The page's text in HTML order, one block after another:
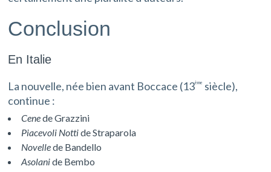
Conclusion
En Italie
La nouvelle, née bien avant Boccace (13ème
siècle),
continue :
Cenede Grazzini
Piacevoli Nottide Straparola
Novellede Bandello
Asolanide Bembo